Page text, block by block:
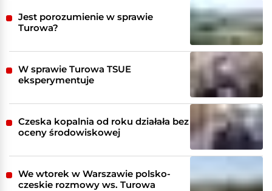
Jest porozumienie w sprawie
Turowa?
W sprawie Turowa TSUE
eksperymentuje
Czeska kopalnia od roku działała bez
oceny środowiskowej
We wtorek w Warszawie polsko-
czeskie rozmowy ws. Turowa